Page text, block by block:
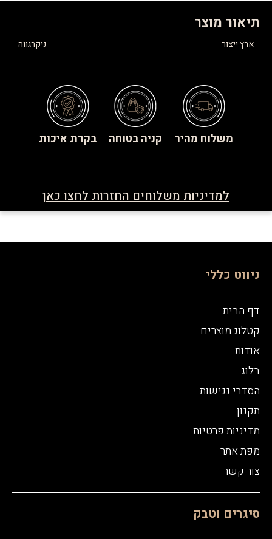
תיאור מוצר
ארץ ייצור ניקרגווה
משלוח מהיר קניה בטוחה בקרת איכות
למדיניות משלוחים החזרות לחצו כאן
ניווט כללי
דף הבית
קטלוג מוצרים
אודות
בלוג
הסדרי נגישות
תקנון
מדיניות פרטיות
מפת אתר
צור קשר
סיגרים וטבק